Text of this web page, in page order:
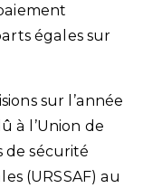
égales sur
sur l’année
à l’Union de
de sécurité
(URSSAF) au